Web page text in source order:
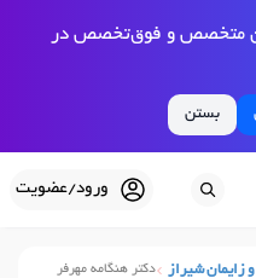
متخصص و فوق‌تخصص در
بستن
ورود/عضویت
زایمان شیراز دکتر هنگامه مهرفر